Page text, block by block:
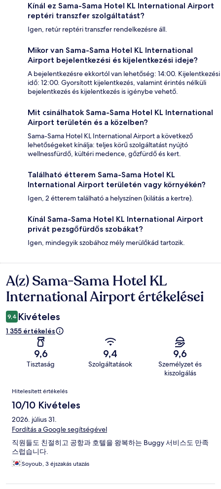
Kínál ez Sama-Sama Hotel KL International Airport
reptéri transzfer szolgáltatást?
Igen, retúr reptéri transzfer rendelkezésre áll.
Mikor van Sama-Sama Hotel KL International
Airport bejelentkezési és kijelentkezési ideje?
A bejelentkezésre ekkortól van lehetőség: 14:00. Kijelentkezési
idő: 12:00. Gyorsított kijelentkezés, valamint érintés nélküli
bejelentkezés és kijelentkezés is igénybe vehető.
Mit csinálhatok Sama-Sama Hotel KL International
Airport területén és a közelben?
Sama-Sama Hotel KL International Airport a következő
lehetőségeket kínálja: teljes körű szolgáltatást nyújtó
wellnessfürdő, kültéri medence, gőzfürdő és kert.
Található étterem Sama-Sama Hotel KL
International Airport területén vagy környékén?
Igen, 2 étterem található a helyszínen (kilátás a kertre).
Kínál Sama-Sama Hotel KL International Airport
privát pezsgőfürdős szobákat?
Igen, mindegyik szobához mély merülőkád tartozik.
Értékelések
A(z) Sama-Sama Hotel KL
International Airport értékelései
9,4 Kivételes
1 355 értékelés
9,6
Tisztaság
9,4
Szolgáltatások
9,6
Személyzet és
kiszolgálás
Értékelések
Hitelesített értékelés
10/10 Kivételes
2026. július 31.
Fordítás a Google segítségével
직원들도 친절히고 공항과 호텔을 왕복하는 Buggy 서비스도 만족
스럽습니다.
Soyoub, 3 éjszakás utazás